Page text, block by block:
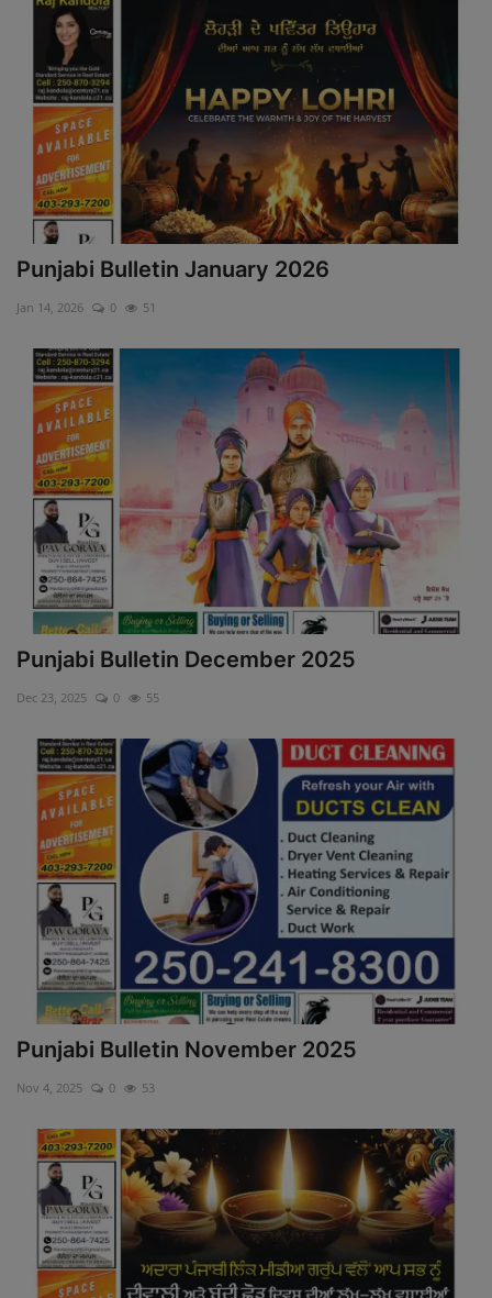
Punjabi Bulletin January 2026
Jan 14, 2026 0 51
Punjabi Bulletin December 2025
Dec 23, 2025 0 55
Punjabi Bulletin November 2025
Nov 4, 2025 0 53